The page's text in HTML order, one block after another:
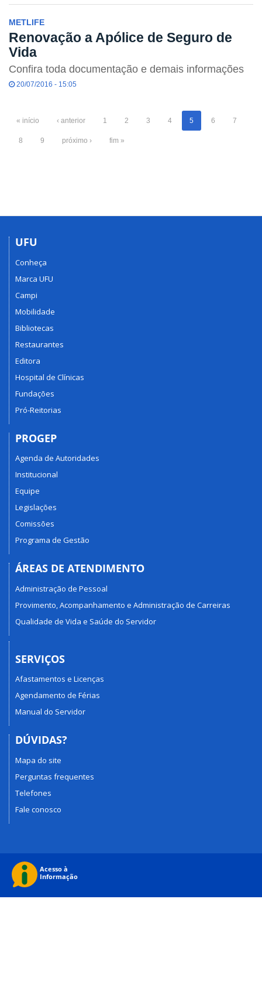
METLIFE
Renovação a Apólice de Seguro de
Vida
Confira toda documentação e demais informações
20/07/2016 - 15:05
« início ‹ anterior 1 2 3 4 5 6 7
8 9 próximo › fim »
UFU
Conheça
Marca UFU
Campi
Mobilidade
Bibliotecas
Restaurantes
Editora
Hospital de Clínicas
Fundações
Pró-Reitorias
PROGEP
Agenda de Autoridades
Institucional
Equipe
Legislações
Comissões
Programa de Gestão
ÁREAS DE ATENDIMENTO
Administração de Pessoal
Provimento, Acompanhamento e Administração de Carreiras
Qualidade de Vida e Saúde do Servidor
SERVIÇOS
Afastamentos e Licenças
Agendamento de Férias
Manual do Servidor
DÚVIDAS?
Mapa do site
Perguntas frequentes
Telefones
Fale conosco